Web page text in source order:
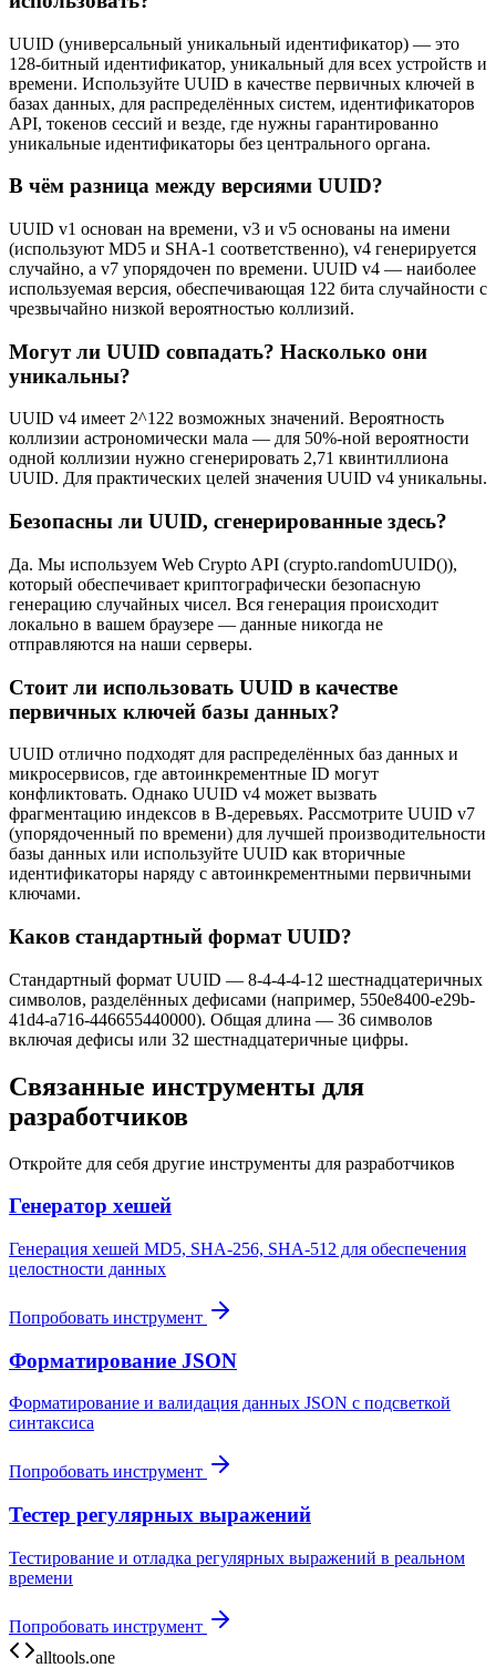
UUID (универсальный уникальный идентификатор) — это
128-битный идентификатор, уникальный для всех устройств и
времени. Используйте UUID в качестве первичных ключей в
базах данных, для распределённых систем, идентификаторов
API, токенов сессий и везде, где нужны гарантированно
уникальные идентификаторы без центрального органа.
В чём разница между версиями UUID?
UUID v1 основан на времени, v3 и v5 основаны на имени
(используют MD5 и SHA-1 соответственно), v4 генерируется
случайно, а v7 упорядочен по времени. UUID v4 — наиболее
используемая версия, обеспечивающая 122 бита случайности с
чрезвычайно низкой вероятностью коллизий.
Могут ли UUID совпадать? Насколько они
уникальны?
UUID v4 имеет 2^122 возможных значений. Вероятность
коллизии астрономически мала — для 50%-ной вероятности
одной коллизии нужно сгенерировать 2,71 квинтиллиона
UUID. Для практических целей значения UUID v4 уникальны.
Безопасны ли UUID, сгенерированные здесь?
Да. Мы используем Web Crypto API (crypto.randomUUID()),
который обеспечивает криптографически безопасную
генерацию случайных чисел. Вся генерация происходит
локально в вашем браузере — данные никогда не
отправляются на наши серверы.
Стоит ли использовать UUID в качестве
первичных ключей базы данных?
UUID отлично подходят для распределённых баз данных и
микросервисов, где автоинкрементные ID могут
конфликтовать. Однако UUID v4 может вызвать
фрагментацию индексов в B-деревьях. Рассмотрите UUID v7
(упорядоченный по времени) для лучшей производительности
базы данных или используйте UUID как вторичные
идентификаторы наряду с автоинкрементными первичными
ключами.
Каков стандартный формат UUID?
Стандартный формат UUID — 8-4-4-4-12 шестнадцатеричных
символов, разделённых дефисами (например, 550e8400-e29b-
41d4-a716-446655440000). Общая длина — 36 символов
включая дефисы или 32 шестнадцатеричные цифры.
Связанные инструменты для
разработчиков
Откройте для себя другие инструменты для разработчиков
Генератор хешей
Генерация хешей MD5, SHA-256, SHA-512 для обеспечения
целостности данных
Попробовать инструмент
Форматирование JSON
Форматирование и валидация данных JSON с подсветкой
синтаксиса
Попробовать инструмент
Тестер регулярных выражений
Тестирование и отладка регулярных выражений в реальном
времени
Попробовать инструмент
alltools.one